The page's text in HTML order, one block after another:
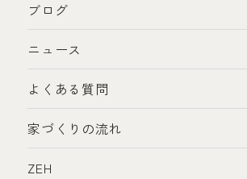
ブログ
ニュース
よくある質問
家づくりの流れ
ZEH